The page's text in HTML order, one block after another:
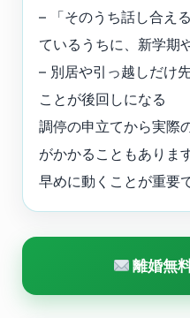
– 「そのうち話し合え
ているうちに、新学期
– 別居や引っ越しだけ
ことが後回しになる
調停の申立てから実際
がかかることもありま
早めに動くことが重要
離婚無